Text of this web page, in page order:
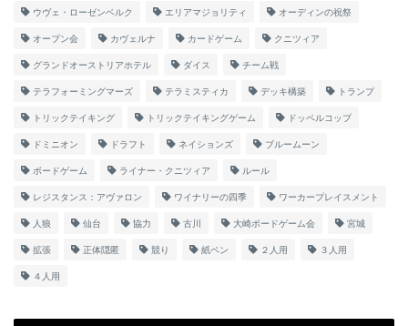
ウヴェ・ローゼンベルク エリアマジョリティ オーディンの祝祭
オープン会 カヴェルナ カードゲーム クニツィア
グランドオーストリアホテル ダイス チーム戦
テラフォーミングマーズ テラミスティカ デッキ構築 トランプ
トリックテイキング トリックテイキングゲーム ドッペルコップ
ドミニオン ドラフト ネイションズ ブルームーン
ボードゲーム ライナー・クニツィア ルール
レジスタンス：アヴァロン ワイナリーの四季 ワーカープレイスメント
人狼 仙台 協力 古川 大崎ボードゲーム会 宮城
拡張 正体隠匿 競り 紙ペン ２人用 ３人用
４人用